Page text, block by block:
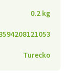
0.2 kg
Turecko